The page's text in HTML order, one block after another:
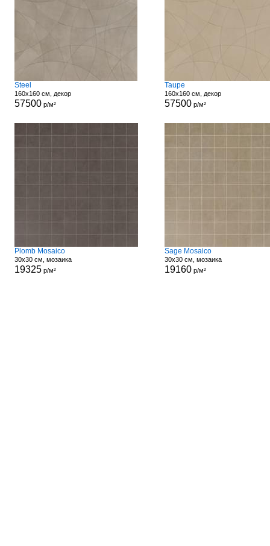
Steel
160x160 см, декор
57500р/м²
Taupe
160x160 см, декор
57500р/м²
Plomb Mosaico
30x30 см, мозаика
19325р/м²
Sage Mosaico
30x30 см, мозаика
19160р/м²